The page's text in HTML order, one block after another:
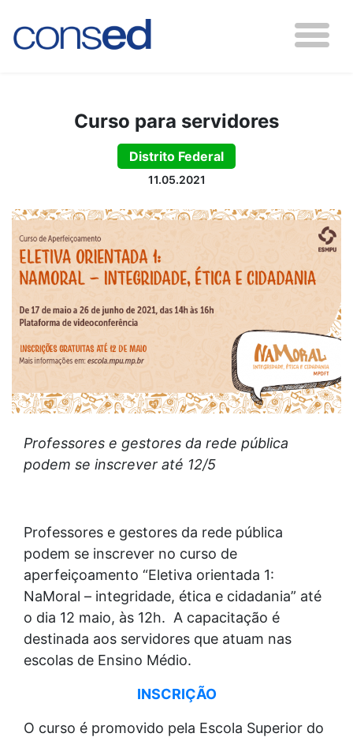
Curso para servidores
Distrito Federal
11.05.2021
Professores e gestores da rede pública
podem se inscrever até 12/5
Professores e gestores da rede pública
podem se inscrever no curso de
aperfeiçoamento “Eletiva orientada 1:
NaMoral – integridade, ética e cidadania” até
o dia 12 maio, às 12h. A capacitação é
destinada aos servidores que atuam nas
escolas de Ensino Médio.
INSCRIÇÃO
O curso é promovido pela Escola Superior do